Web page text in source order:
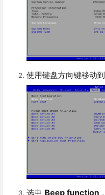
使用键盘方向键移动到
选中 Beep function ，